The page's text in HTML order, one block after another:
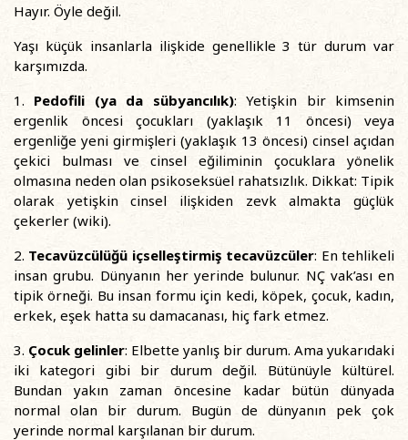
Hayır. Öyle değil.
Yaşı küçük insanlarla ilişkide genellikle 3 tür durum var
karşımızda.
1. Pedofili (ya da sübyancılık): Yetişkin bir kimsenin
ergenlik öncesi çocukları (yaklaşık 11 öncesi) veya
ergenliğe yeni girmişleri (yaklaşık 13 öncesi) cinsel açıdan
çekici bulması ve cinsel eğiliminin çocuklara yönelik
olmasına neden olan psikoseksüel rahatsızlık. Dikkat: Tipik
olarak yetişkin cinsel ilişkiden zevk almakta güçlük
çekerler (wiki).
2. Tecavüzcülüğü içselleştirmiş tecavüzcüler: En tehlikeli
insan grubu. Dünyanın her yerinde bulunur. NÇ vak’ası en
tipik örneği. Bu insan formu için kedi, köpek, çocuk, kadın,
erkek, eşek hatta su damacanası, hiç fark etmez.
3. Çocuk gelinler: Elbette yanlış bir durum. Ama yukarıdaki
iki kategori gibi bir durum değil. Bütünüyle kültürel.
Bundan yakın zaman öncesine kadar bütün dünyada
normal olan bir durum. Bugün de dünyanın pek çok
yerinde normal karşılanan bir durum.